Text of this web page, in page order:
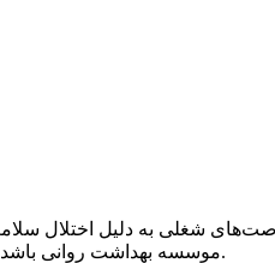
شغلی به دلیل اختلال
موسسه بهداشت روانی باشد. این قانون همچنین محرمانه بودن اطلاعات بیمار را تضمین می کند.